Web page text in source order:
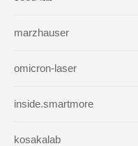
marzhauser
omicron-laser
inside.smartmore
kosakalab